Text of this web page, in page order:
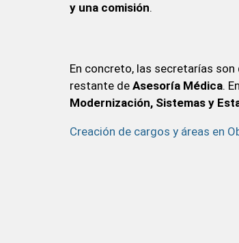
y una comisión.
En concreto, las secretarías son
restante de Asesoría Médica.
Modernización, Sistemas y
Creación de cargos y áreas en